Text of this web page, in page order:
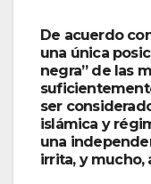
De acuerdo
una única
negra” de las
ser
islámica y
una
irrita, y mucho,